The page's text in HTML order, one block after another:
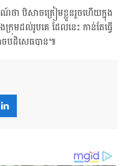
ណ៍ថា បិសាចត្រៀមខ្លួនរួចហើយក្នុង
រុមដល់រូបគេ ដែលនេះ កាន់តែធ្វើ
ចបដិសេធបាន៕